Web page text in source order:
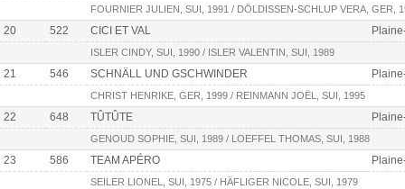
FOURNIER JULIEN, SUI, 1991 / DÖLDISSEN-SCHLUP VERA, GER,
20 522 CICI ET VAL
ISLER CINDY, SUI, 1990 / ISLER VALENTIN, SUI, 1989
21 546 SCHNÄLL UND GSCHWINDER
CHRIST HENRIKE, GER, 1999 / REINMANN JOËL, SUI, 1995
22 648 TÛTÛTE
GENOUD SOPHIE, SUI, 1989 / LOEFFEL THOMAS, SUI, 1988
23 586 TEAM APÉRO
SEILER LIONEL, SUI, 1975 / HÄFLIGER NICOLE, SUI, 1979